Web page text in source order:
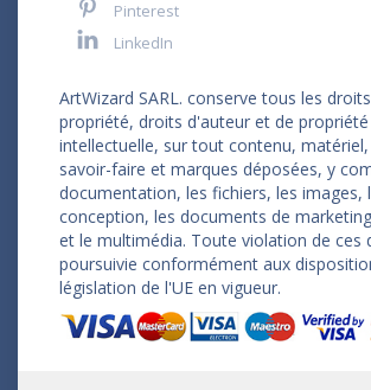
Pinterest
LinkedIn
ArtWizard SARL. conserve tous les
propriété, droits d'auteur et de propriété
intellectuelle, sur tout contenu,
savoir-faire et marques déposées, y
documentation, les fichiers, les images,
conception, les documents de
et le multimédia. Toute violation de ces
poursuivie conformément aux
législation de l'UE en vigueur.